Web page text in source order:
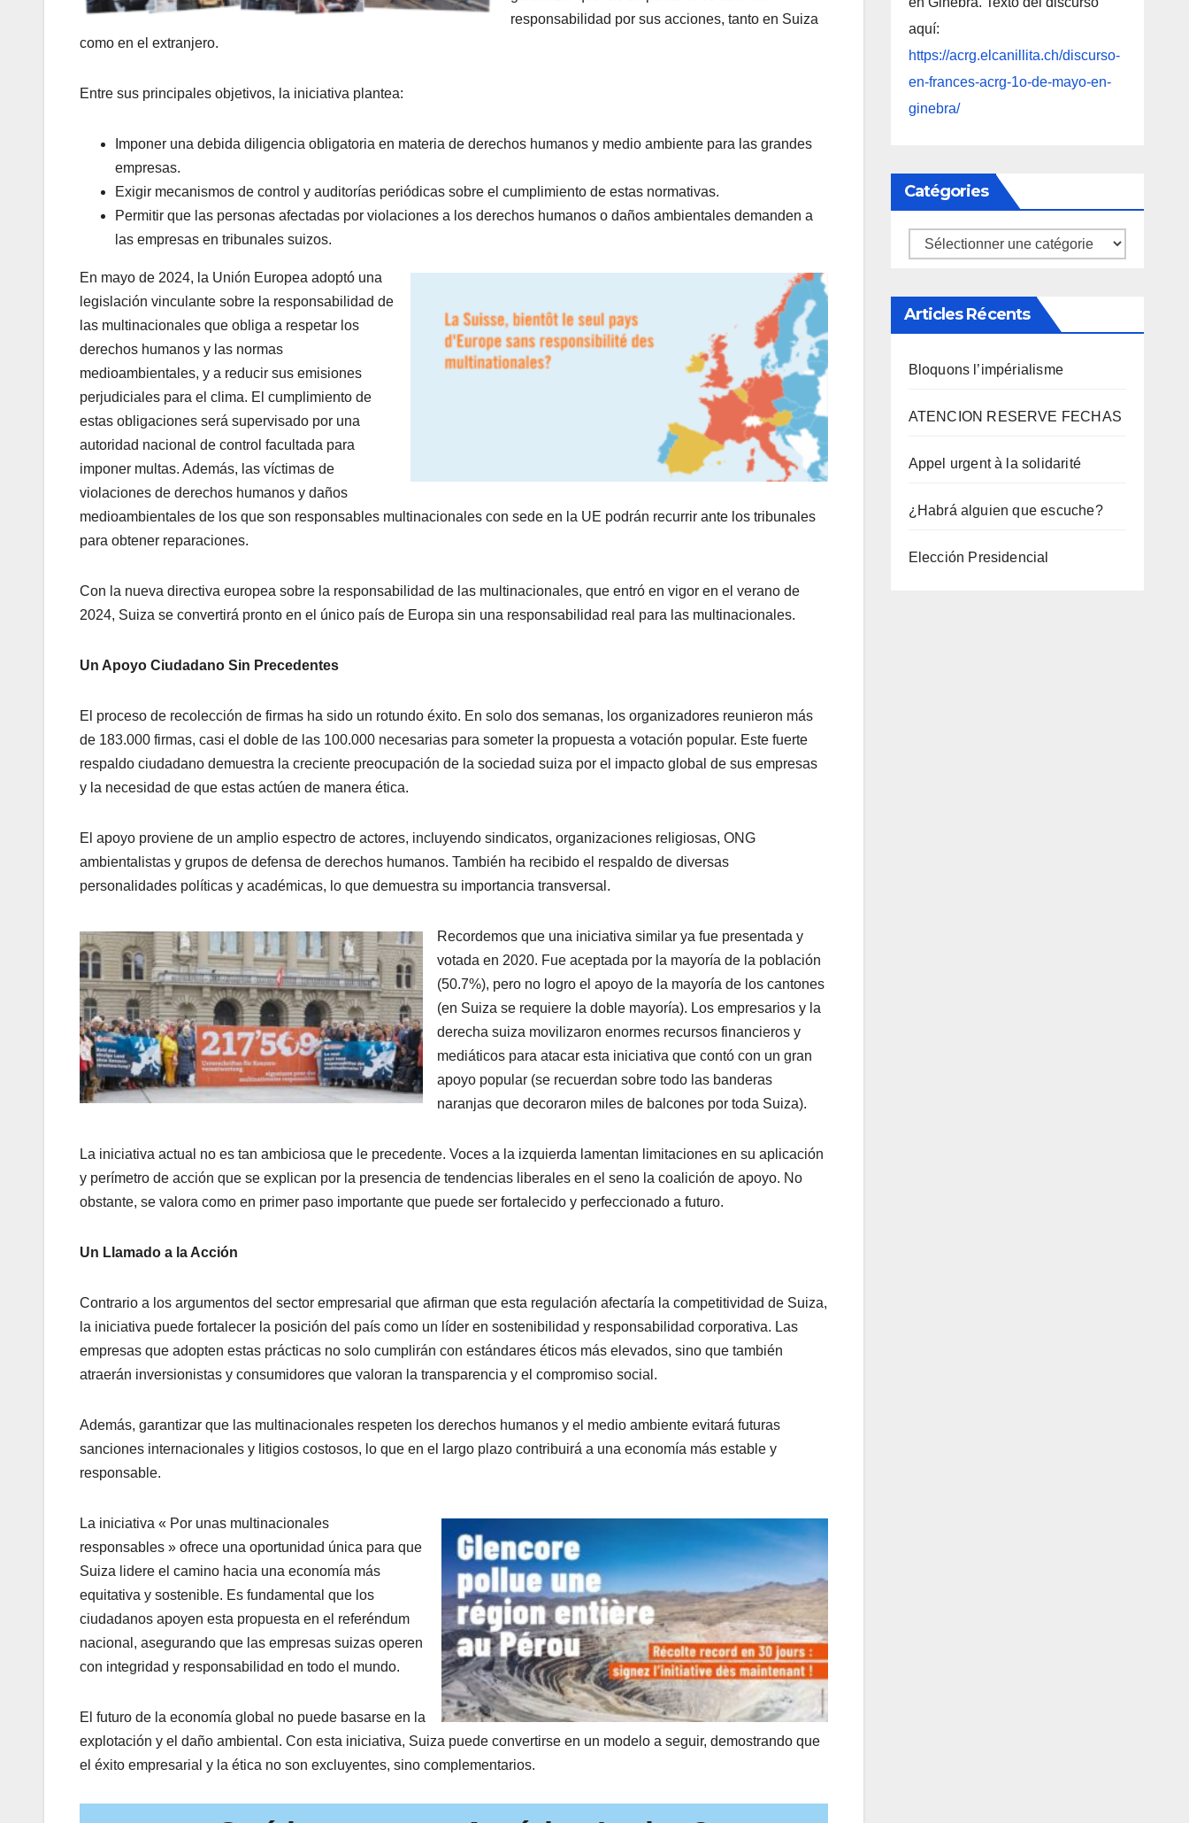
responsabilidad por sus acciones, tanto en Suiza
como en el extranjero.
Entre sus principales objetivos, la iniciativa plantea:
Imponer una debida diligencia obligatoria en materia de derechos humanos y medio ambiente para las grandes
empresas.
Exigir mecanismos de control y auditorías periódicas sobre el cumplimiento de estas normativas.
Permitir que las personas afectadas por violaciones a los derechos humanos o daños ambientales demanden a
las empresas en tribunales suizos.
En mayo de 2024, la Unión Europea adoptó una
legislación vinculante sobre la responsabilidad de
las multinacionales que obliga a respetar los
derechos humanos y las normas
medioambientales, y a reducir sus emisiones
perjudiciales para el clima. El cumplimiento de
estas obligaciones será supervisado por una
autoridad nacional de control facultada para
imponer multas. Además, las víctimas de
violaciones de derechos humanos y daños
medioambientales de los que son responsables multinacionales con sede en la UE podrán recurrir ante los tribunales
para obtener reparaciones.
Con la nueva directiva europea sobre la responsabilidad de las multinacionales, que entró en vigor en el verano de
2024, Suiza se convertirá pronto en el único país de Europa sin una responsabilidad real para las multinacionales.
Un Apoyo Ciudadano Sin Precedentes
El proceso de recolección de firmas ha sido un rotundo éxito. En solo dos semanas, los organizadores reunieron más
de 183.000 firmas, casi el doble de las 100.000 necesarias para someter la propuesta a votación popular. Este fuerte
respaldo ciudadano demuestra la creciente preocupación de la sociedad suiza por el impacto global de sus empresas
y la necesidad de que estas actúen de manera ética.
El apoyo proviene de un amplio espectro de actores, incluyendo sindicatos, organizaciones religiosas, ONG
ambientalistas y grupos de defensa de derechos humanos. También ha recibido el respaldo de diversas
personalidades políticas y académicas, lo que demuestra su importancia transversal.
Recordemos que una iniciativa similar ya fue presentada y
votada en 2020. Fue aceptada por la mayoría de la población
(50.7%), pero no logro el apoyo de la mayoría de los cantones
(en Suiza se requiere la doble mayoría). Los empresarios y la
derecha suiza movilizaron enormes recursos financieros y
mediáticos para atacar esta iniciativa que contó con un gran
apoyo popular (se recuerdan sobre todo las banderas
naranjas que decoraron miles de balcones por toda Suiza).
La iniciativa actual no es tan ambiciosa que le precedente. Voces a la izquierda lamentan limitaciones en su aplicación
y perímetro de acción que se explican por la presencia de tendencias liberales en el seno la coalición de apoyo. No
obstante, se valora como en primer paso importante que puede ser fortalecido y perfeccionado a futuro.
Un Llamado a la Acción
Contrario a los argumentos del sector empresarial que afirman que esta regulación afectaría la competitividad de Suiza,
la iniciativa puede fortalecer la posición del país como un líder en sostenibilidad y responsabilidad corporativa. Las
empresas que adopten estas prácticas no solo cumplirán con estándares éticos más elevados, sino que también
atraerán inversionistas y consumidores que valoran la transparencia y el compromiso social.
Además, garantizar que las multinacionales respeten los derechos humanos y el medio ambiente evitará futuras
sanciones internacionales y litigios costosos, lo que en el largo plazo contribuirá a una economía más estable y
responsable.
La iniciativa « Por unas multinacionales
responsables » ofrece una oportunidad única para que
Suiza lidere el camino hacia una economía más
equitativa y sostenible. Es fundamental que los
ciudadanos apoyen esta propuesta en el referéndum
nacional, asegurando que las empresas suizas operen
con integridad y responsabilidad en todo el mundo.
El futuro de la economía global no puede basarse en la
explotación y el daño ambiental. Con esta iniciativa, Suiza puede convertirse en un modelo a seguir, demostrando que
el éxito empresarial y la ética no son excluyentes, sino complementarios.
aquí:
https://acrg.elcanillita.ch/discurso-
en-frances-acrg-1o-de-mayo-en-
ginebra/
Catégories
Catégories
Articles Récents
Bloquons l’impérialisme
ATENCION RESERVE FECHAS
Appel urgent à la solidarité
¿Habrá alguien que escuche?
Elección Presidencial